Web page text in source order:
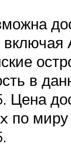
в
Цена
по миру